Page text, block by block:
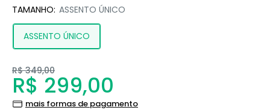
TAMANHO: ASSENTO ÚNICO
ASSENTO ÚNICO
R$ 349,00
R$ 299,00
mais formas de pagamento